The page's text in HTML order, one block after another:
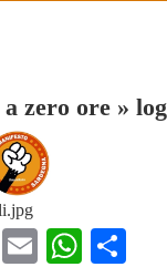
a zero ore »
TwitterEmail